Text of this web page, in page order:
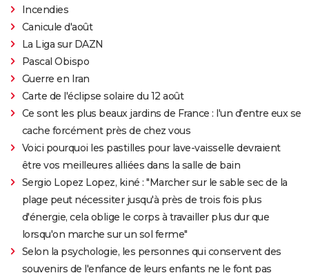
Incendies
Canicule d'août
La Liga sur DAZN
Pascal Obispo
Guerre en Iran
Carte de l'éclipse solaire du 12 août
Ce sont les plus beaux jardins de France : l'un d'entre eux se
cache forcément près de chez vous
Voici pourquoi les pastilles pour lave-vaisselle devraient
être vos meilleures alliées dans la salle de bain
Sergio Lopez Lopez, kiné : "Marcher sur le sable sec de la
plage peut nécessiter jusqu'à près de trois fois plus
d'énergie, cela oblige le corps à travailler plus dur que
lorsqu'on marche sur un sol ferme"
Selon la psychologie, les personnes qui conservent des
souvenirs de l'enfance de leurs enfants ne le font pas